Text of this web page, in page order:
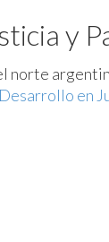
y
norte
en